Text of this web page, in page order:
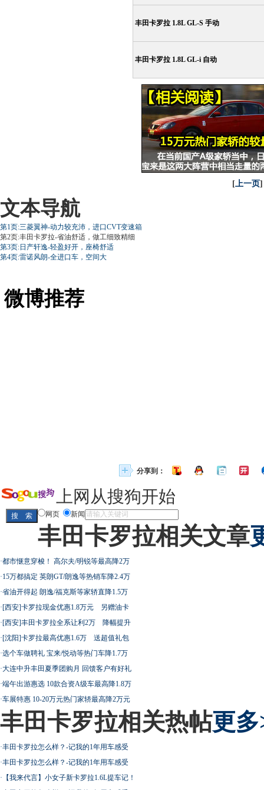
丰田卡罗拉 1.8L GL-S 手动
丰田卡罗拉 1.8L GL-i 自动
[上一页]
文本导航
第1页:三菱翼神-动力较充沛，进口CVT变速箱
第2页:丰田卡罗拉-省油舒适，做工细致精细
第3页:日产轩逸-轻盈好开，座椅舒适
第4页:雷诺风朗-全进口车，空间大
微博推荐
分享到：
上网从搜狗开始
网页 新闻
丰田卡罗拉相关文章
·都市惬意穿梭！ 高尔夫/明锐等最高降2万
·15万都搞定 英朗GT/朗逸等热销车降2.4万
·省油开得起 朗逸/福克斯等家轿直降1.5万
·[西安]卡罗拉现金优惠1.8万元 另赠油卡
·[西安]丰田卡罗拉全系让利2万 降幅提升
·[沈阳]卡罗拉最高优惠1.6万 送超值礼包
·选个车做聘礼 宝来/悦动等热门车降1.7万
·大连中升丰田夏季团购月 回馈客户有好礼
·端午出游惠选 10款合资A级车最高降1.8万
·车展特惠 10-20万元热门家轿最高降2万元
丰田卡罗拉相关热帖更
·丰田卡罗拉怎么样？-记我的1年用车感受
·丰田卡罗拉怎么样？-记我的1年用车感受
· 【我来代言】小女子新卡罗拉1.6L提车记！